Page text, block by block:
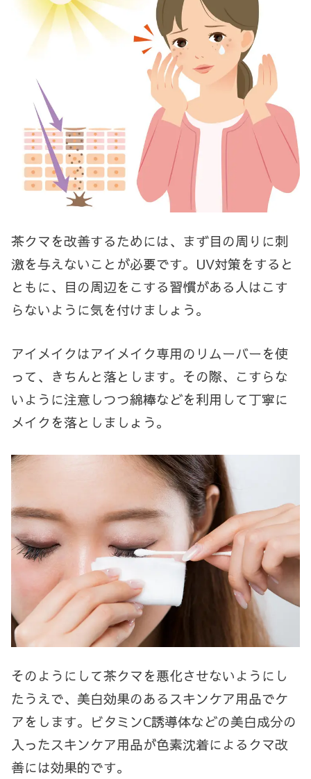
茶クマを改善するためには、まず目の周りに刺
激を与えないことが必要です。 UV対策をすると
ともに、目の周辺をこする習慣がある人はこす
らないように気を付けましょう。
アイメイクはアイメイク専用のリムーバーを使
って、きちんと落とします。その際、こすらな
いように注意しつつ綿棒などを利用して丁寧に
メイクを落としましょう。
そのようにして茶クマを悪化させないようにし
たうえで、美白効果のあるスキンケア用品でケ
アをします。ビタミンC誘導体などの美白成分の
入ったスキンケア用品が色素沈着によるクマ改
善には効果的です。